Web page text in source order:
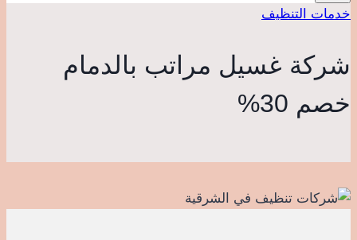
خدمات التنظيف
شركة غسيل مراتب بالدمام
خصم 30%